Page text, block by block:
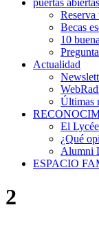
puertas abiertas
Reserva
Becas
10
Actualidad
Últimas
El
¿Qué
Alumni
ESPACIO
2